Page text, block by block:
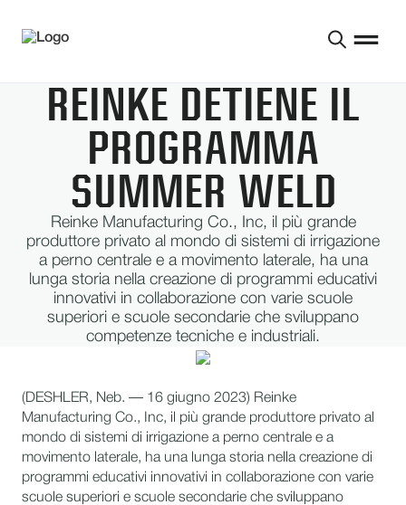
REINKE DETIENE IL
PROGRAMMA
SUMMER WELD
Reinke Manufacturing Co., Inc, il più grande
produttore privato al mondo di sistemi di irrigazione
a perno centrale e a movimento laterale, ha una
lunga storia nella creazione di programmi educativi
innovativi in collaborazione con varie scuole
superiori e scuole secondarie che sviluppano
competenze tecniche e industriali.
(DESHLER, Neb. — 16 giugno 2023) Reinke
Manufacturing Co., Inc, il più grande produttore privato al
mondo di sistemi di irrigazione a perno centrale e a
movimento laterale, ha una lunga storia nella creazione di
programmi educativi innovativi in collaborazione con varie
scuole superiori e scuole secondarie che sviluppano